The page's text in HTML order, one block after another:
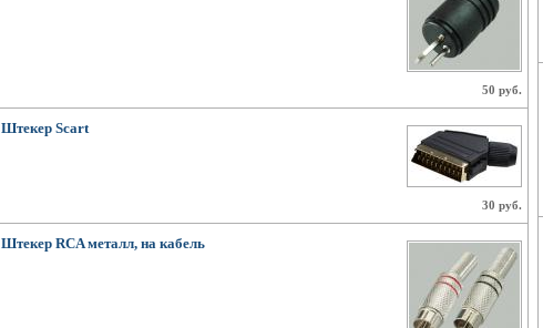
50 руб.
30 руб.
Штекер Scart
Штекер RCA металл, на кабель